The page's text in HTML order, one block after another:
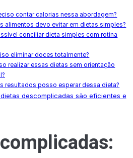
contar calorias nessa abordagem?
alimentos devo evitar em dietas simples?
conciliar dieta simples com rotina
eliminar doces totalmente?
realizar essas dietas sem orientação
resultados posso esperar dessa dieta?
descomplicadas são eficientes e